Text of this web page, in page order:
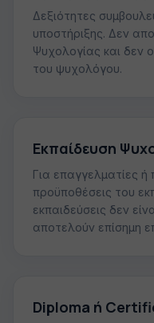
Δεξιότητες
υποστήριξης. Δεν
Ψυχολογίας και δεν
του ψυχολόγου.
Εκπαίδευση
Για επαγγελματίες ή
προϋποθέσεις του
εκπαιδεύσεις δεν
αποτελούν επίσημη
Diploma ή